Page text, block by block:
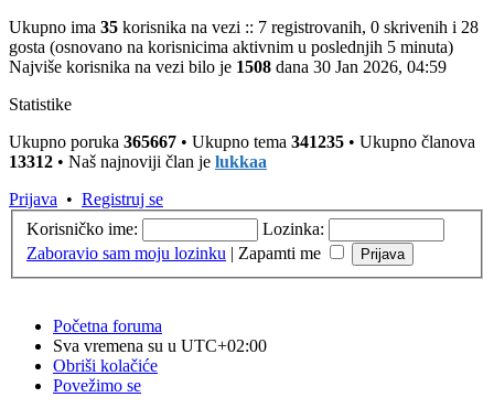
Ukupno ima 35 korisnika na vezi :: 7 registrovanih, 0 skrivenih i 28
gosta (osnovano na korisnicima aktivnim u poslednjih 5 minuta)
Najviše korisnika na vezi bilo je 1508 dana 30 Jan 2026, 04:59
Statistike
Ukupno poruka 365667 • Ukupno tema 341235 • Ukupno članova
13312 • Naš najnoviji član je lukkaa
Prijava • Registruj se
Korisničko ime:
Lozinka:
Zaboravio sam moju lozinku | Zapamti me
Početna foruma
Sva vremena su u UTC+02:00
Obriši kolačiće
Povežimo se